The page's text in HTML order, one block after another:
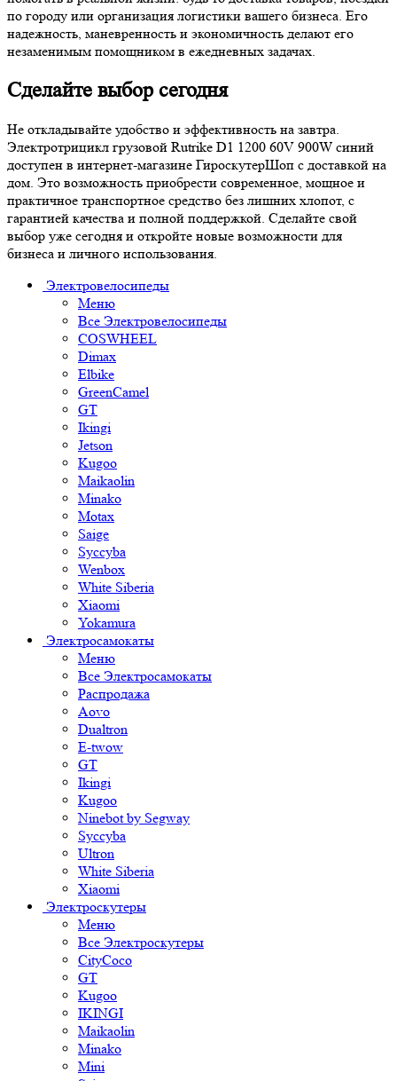
по городу или организация логистики вашего бизнеса. Его
надежность, маневренность и экономичность делают его
незаменимым помощником в ежедневных задачах.
Сделайте выбор сегодня
Не откладывайте удобство и эффективность на завтра.
Электротрицикл грузовой Rutrike D1 1200 60V 900W синий
доступен в интернет-магазине ГироскутерШоп с доставкой на
дом. Это возможность приобрести современное, мощное и
практичное транспортное средство без лишних хлопот, с
гарантией качества и полной поддержкой. Сделайте свой
выбор уже сегодня и откройте новые возможности для
бизнеса и личного использования.
Электровелосипеды
Меню
Все Электровелосипеды
COSWHEEL
Dimax
Elbike
GreenCamel
GT
Ikingi
Jetson
Kugoo
Maikaolin
Minako
Motax
Saige
Syccyba
Wenbox
White Siberia
Xiaomi
Yokamura
Электросамокаты
Меню
Все Электросамокаты
Распродажа
Aovo
Dualtron
E-twow
GT
Ikingi
Kugoo
Ninebot by Segway
Syccyba
Ultron
White Siberia
Xiaomi
Электроскутеры
Меню
Все Электроскутеры
CityCoco
GT
Kugoo
IKINGI
Maikaolin
Minako
Mini